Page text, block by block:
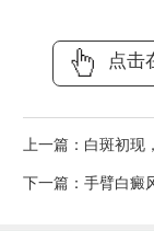
点击
上一篇： 白斑初现
下一篇： 手臂白癜